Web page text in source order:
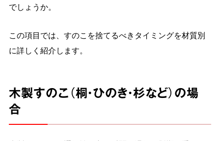
でしょうか。
この項目では、すのこを捨てるべきタイミングを材質別
に詳しく紹介します。
木製すのこ（桐・ひのき・杉など）の場
合